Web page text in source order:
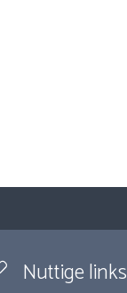
Nuttige links